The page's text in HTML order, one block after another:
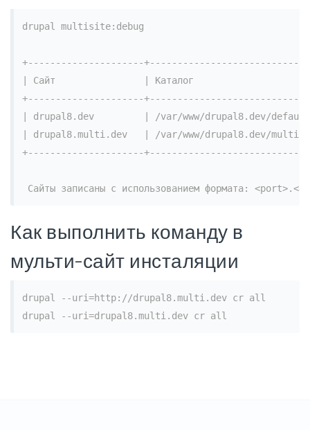
drupal multisite:debug
+---------------------
| Сайт                | Каталог
+---------------------
| drupal8.dev         | /var/www/drupal8.dev/
| drupal8.multi.dev   | /var/www/drupal8.dev/
+---------------------
Как выполнить команду в
мульти-сайт инсталяции
drupal --uri=http://drupal8.multi.dev cr all